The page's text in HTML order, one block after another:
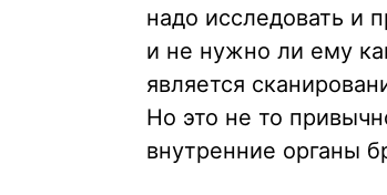
надо исследовать и
и не нужно ли ему
является
Но это не то
внутренние органы